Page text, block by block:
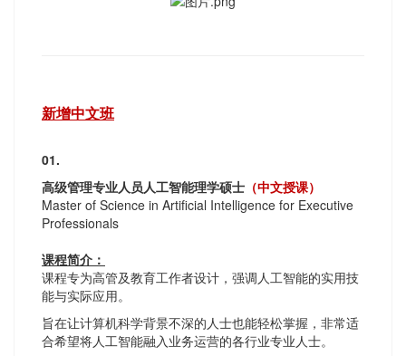
新增中文班
01.
高级管理专业人员人工智能理学硕士 （中文授课）
Master of Science in Artificial Intelligence for Executive
Professionals
课程简介：
课程专为高管及教育工作者设计，强调人工智能的实用技
能与实际应用。
旨在让计算机科学背景不深的人士也能轻松掌握，非常适
合希望将人工智能融入业务运营的各行业专业人士。